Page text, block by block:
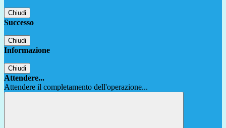
Chiudi
Successo
Chiudi
Informazione
Chiudi
Attendere...
Attendere il completamento dell'operazione...